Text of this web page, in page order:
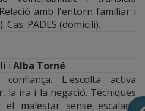
amb l'entorn familiar i
Cas: PADES (domicili).
i Alba Torné
L'escolta activa
la ira i la negació. Tècniques
malestar sense escalada